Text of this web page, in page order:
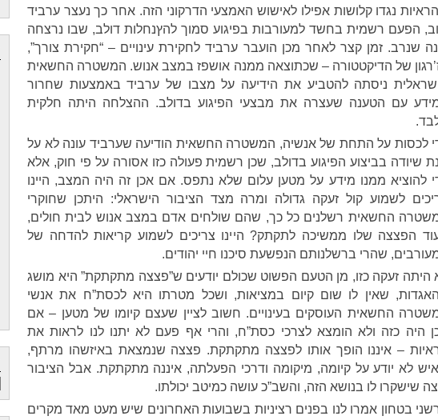
נגדו קלושות אפילו לאישוש האמצעי הדרקוני הזה. אחר כך נעצר ערביד
הפעם רשמית בחשד למעורבות בפיגוע סמוך להץנחלות דולב, שבו נרצחה
שנרב. זמן קצר לאחר מכן הועבר ערביד לחקירת עינויים – “חקירת צורך”,
של הדיקטטורה – שכתוצאה ממנה אושפז במצב אנוש. המשטרה החשאית
ניסתה להטביע את הידיעה על מצבו של ערביד באמצעות שחרור
עם הטענה שעצרה את מבצעי הפיגוע בדולב. ההצלחה היתה חלקית
לכסות על התחת של אנשיה, המשטרה החשאית הודיעה שערביד עונה לא על
שיודה בביצוע הפיגוע בדולב, שכן רשמית פעולה כזו אסורה על פי חוק, אלא
להוציא ממנו מידע על מטען עלום שלא נתפס. אם אכן זה היה המצב, היינו
לשמוע קול זעקה גדולה ומרה מצד הציבור הישראלי: היתכן שחוקרי
החשאית רשלנים כל כך, שהם שולחים אדם במצב אנוש לבית חולים,
הפצצה שלו ממשיכה לתקתק? היינו צריכים לשמוע קריאות להדחה של
שהרי ברשלנותם הנפשעת סיכנו חיי יהודים.
היתה זעקה כזו, מן הטעם הפשוט שכולם יודעים ש”פצצה מתקתקת” היא מושג
שאין לו שום קיום במציאות, ושכל מטרתו היא לכסת”ח את אנשי
החשאית העוסקים בעינויים. חשוב לציין שעצם קיומו של מטען – אם
היה כזה ולא הומצא לצרכי כסת”ח, והרי אף פעם לא יתנו לנו לראות את
– איננו הופך אותו לפצצה מתקתקת. פצצה שנמצאת באיזשהו מרתף,
לא יודע על קיומה, מיקומה ודרכי הפעלתה, איננה מתקתקת. אבל הציבור
שישקרו לו בנושא הזה, והשב”כ עושה כמיטב יכולתו.
בטחון אמרו לנו בפנים רציניות בשבועות האחרונים שיש מעט מאד מקרים